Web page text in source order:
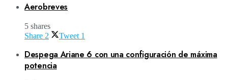
Aerobreves
5 shares
Share 2 Tweet 1
Despega Ariane 6 con una configuración de máxima
potencia